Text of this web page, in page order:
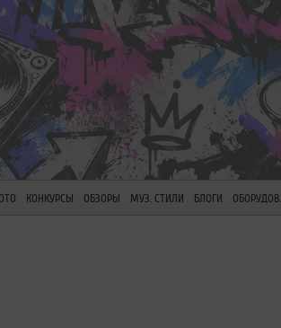
КОНКУРСЫ ОБЗОРЫ МУЗ. СТИЛИ БЛОГИ